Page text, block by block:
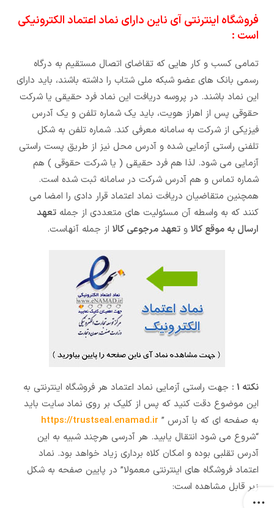
فروشگاه اینترنتی آی ناین دارای نماد اعتماد الکترونیکی
است :
تمامی کسب و کار هایی که تقاضای اتصال مستقیم به درگاه
رسمی بانک های عضو شبکه ملی شتاب را داشته باشند، باید دارای
این نماد باشند. در پروسه دریافت این نماد فرد حقیقی یا شرکت
حقوقی پس از اهراز هویت، باید یک شماره تلفن و یک آدرس
فیزیکی از شرکت به سامانه معرفی کند. شماره تلفن به شکل
تلفنی راستی آزمایی شده و آدرس محل نیز از طریق پست راستی
آزمایی می شود. لذا هم فرد حقیقی ( یا شرکت حقوقی ) هم
شماره تماس و هم آدرس شرکت در سامانه ثبت شده است.
همچنین متقاضیان دریافت نماد اعتماد قرار دادی را امضا می
کنند که به واسطه آن مسئولیت های متعددی از جمله تعهد
ارسال به موقع کالا و تعهد مرجوعی کالا از جمله آنهاست.
نکته 1 :
جهت راستی آزمایی نماد اعتماد هر فروشگاه اینترنتی به
این موضوع دقت کنید که پس از کلیک بر روی نماد سایت باید
به صفحه ای که با آدرس ” https://trustseal.enamad.ir
“شروع می شود انتقال یابید. هر آدرسی هرچند شبیه به این
آدرس تقلبی بوده و امکان کلاه برداری زیاد خواهد بود. نماد
اعتماد فروشگاه های اینترنتی معمولا” در پایین صفحه به شکل
زیر قابل مشاهده است: